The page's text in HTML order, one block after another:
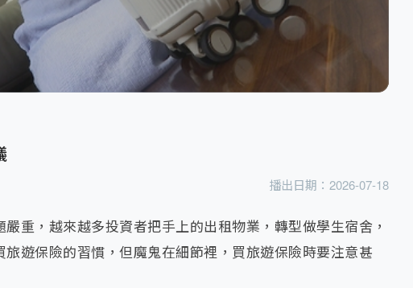
播出日期： 2026-07-18
重，越來越多投資者把手上的出租物業，轉型做學生宿舍，
遊保險的習慣，但魔鬼在細節裡，買旅遊保險時要注意甚